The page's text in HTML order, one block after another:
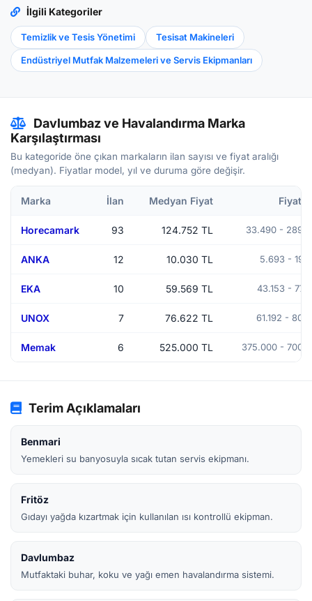
İlgili Kategoriler
Temizlik ve Tesis Yönetimi Tesisat Makineleri
Endüstriyel Mutfak Malzemeleri ve Servis Ekipmanları
Davlumbaz ve Havalandırma Marka
Karşılaştırması
Bu kategoride öne çıkan markaların ilan sayısı ve fiyat aralığı
(medyan). Fiyatlar model, yıl ve duruma göre değişir.
Marka İlan Medyan Fiyat Fiyat
Horecamark 93 124.752 TL 33.490 -
ANKA 12 10.030 TL 5.693 -
EKA 10 59.569 TL 43.153 -
UNOX 7 76.622 TL 61.192 -
Memak 6 525.000 TL 375.000 -
Terim Açıklamaları
Benmari
Yemekleri su banyosuyla sıcak tutan servis ekipmanı.
Fritöz
Gıdayı yağda kızartmak için kullanılan ısı kontrollü ekipman.
Davlumbaz
Mutfaktaki buhar, koku ve yağı emen havalandırma sistemi.